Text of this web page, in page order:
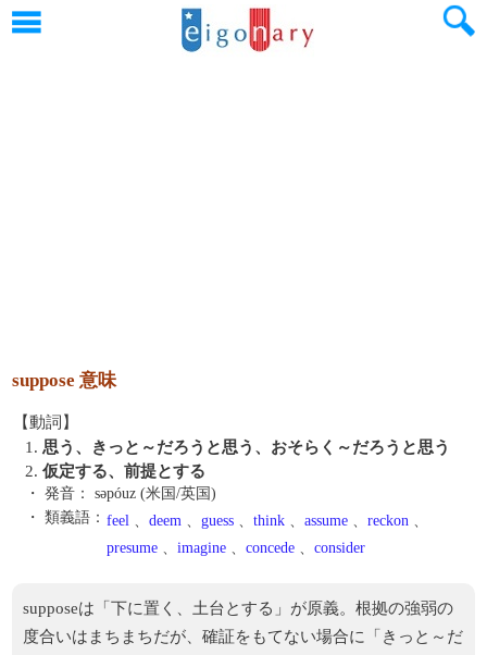
suppose 意味
【動詞】
1. 思う、きっと～だろうと思う、おそらく～だろうと思う
2. 仮定する、前提とする
・ 発音：
səpóuz (米国/英国)
・ 類義語： feel 、 deem 、 guess 、 think 、 assume 、 reckon 、
presume 、 imagine 、 concede 、 consider
supposeは「下に置く、土台とする」が原義。根拠の強弱の
度合いはまちまちだが、確証をもてない場合に「きっと～だ